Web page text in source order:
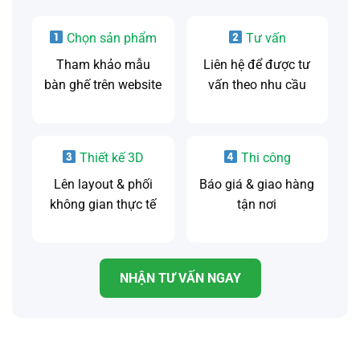
Chọn sản phẩm
Tham khảo mẫu
bàn ghế trên website
Tư vấn
Liên hệ để được tư
vấn theo nhu cầu
Thiết kế 3D
Lên layout & phối
không gian thực tế
Thi công
Báo giá & giao hàng
tận nơi
NHẬN TƯ VẤN NGAY